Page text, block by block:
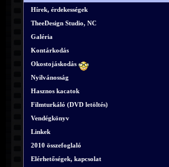
Hírek, érdekességek
TheeDesign Studio, NC
Galéria
Kontárkodás
Okostojáskodás
Nyilvánosság
Hasznos kacatok
Filmturkáló (DVD letöltés)
Vendégkönyv
Linkek
2010 összefoglaló
Elérhetőségek, kapcsolat